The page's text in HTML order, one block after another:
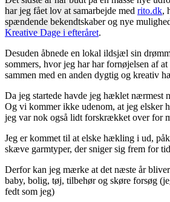
har jeg fået lov at samarbejde med rito.dk,
spændende bekendtskaber og nye
Kreative Dage i efteråret.
Desuden åbnede en lokal ildsjæl sin
sommers, hvor jeg har har fornøjelsen af
sammen med en anden dygtig og kreativ
Da jeg startede havde jeg hæklet nærmest
Og vi kommer ikke udenom, at jeg elsker
jeg var nok også lidt forskrækket over for
Jeg er kommet til at elske hækling i ud,
skæve garmtyper, der sniger sig frem for
Derfor kan jeg mærke at det næste år
baby, bolig, tøj, tilbehør og skøre forsøg
fedt som jeg)